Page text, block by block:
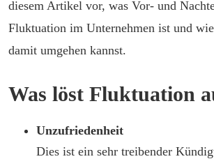
diesem Artikel vor, was Vor- und
Fluktuation im Unternehmen ist und
damit umgehen kannst.
Was löst Fluktuation
Unzufriedenheit
Dies ist ein sehr treibender